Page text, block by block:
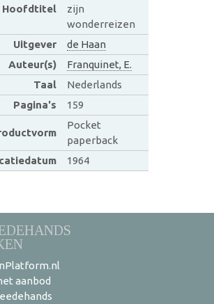
Hoofdtitel
zijn
wonderreizen
Uitgever
de Haan
Auteur(s)
Franquinet, E.
Taal
Nederlands
Pagina's
159
Pocket
paperback
1964
aanbod